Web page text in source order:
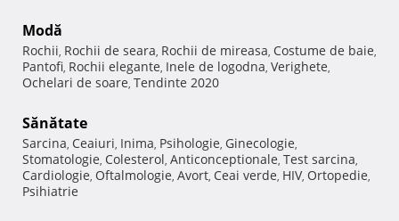
Modă
Rochii, Rochii de seara, Rochii de mireasa, Costume de baie,
Pantofi, Rochii elegante, Inele de logodna, Verighete,
Ochelari de soare, Tendinte 2020
Sănătate
Sarcina, Ceaiuri, Inima, Psihologie, Ginecologie,
Stomatologie, Colesterol, Anticonceptionale, Test sarcina,
Cardiologie, Oftalmologie, Avort, Ceai verde, HIV, Ortopedie,
Psihiatrie